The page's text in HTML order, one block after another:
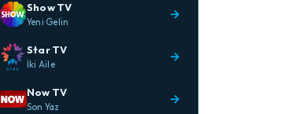
Show TV
Yeni Gelin
→
Star TV
İki Aile
→
Now TV
Son Yaz
→